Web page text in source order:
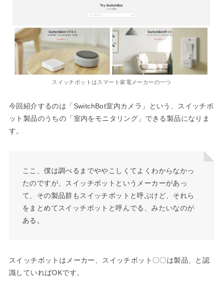
スイッチボットはスマート家電メーカーの一つ
今回紹介するのは「SwitchBot室内カメラ」という、スイッチボ
ット製品のうちの「室内をモニタリング」できる製品になりま
す。
ここ、僕は調べるまでややこしくてよくわからなかっ
たのですが、スイッチボットというメーカーがあっ
て、その製品群もスイッチボットと呼ぶけど、それら
をまとめてスイッチボットと呼んでる、みたいなのが
ある。
スイッチボットはメーカー、スイッチボット〇〇は製品、と認
識していればOKです。